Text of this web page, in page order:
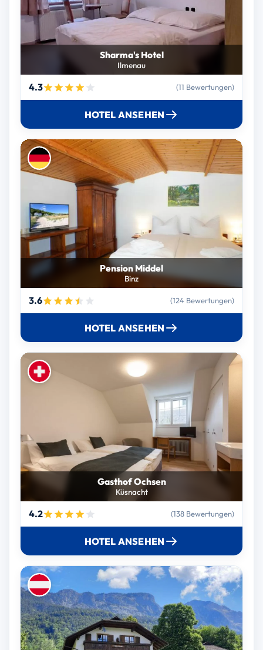
Sharma's Hotel
Ilmenau
4.3 (11 Bewertungen)
HOTEL ANSEHEN
Pension Middel
Binz
3.6 (124 Bewertungen)
HOTEL ANSEHEN
Gasthof Ochsen
Küsnacht
4.2 (138 Bewertungen)
HOTEL ANSEHEN